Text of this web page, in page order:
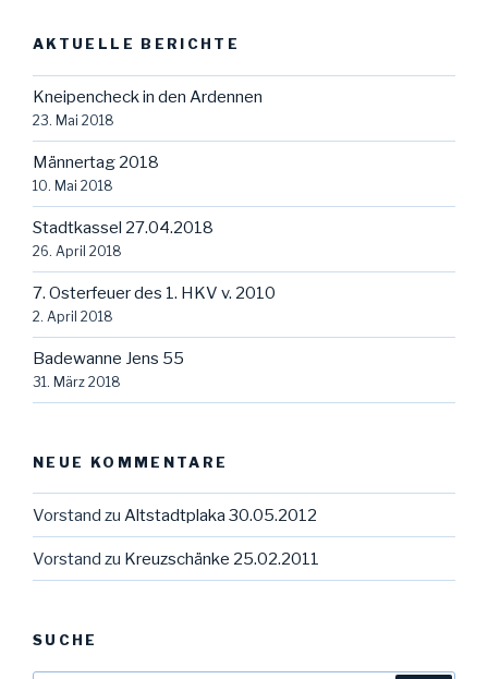
AKTUELLE BERICHTE
Kneipencheck in den Ardennen
23. Mai 2018
Männertag 2018
10. Mai 2018
Stadtkassel 27.04.2018
26. April 2018
7. Osterfeuer des 1. HKV v. 2010
2. April 2018
Badewanne Jens 55
31. März 2018
NEUE KOMMENTARE
Vorstand zu Altstadtplaka 30.05.2012
Vorstand zu Kreuzschänke 25.02.2011
SUCHE